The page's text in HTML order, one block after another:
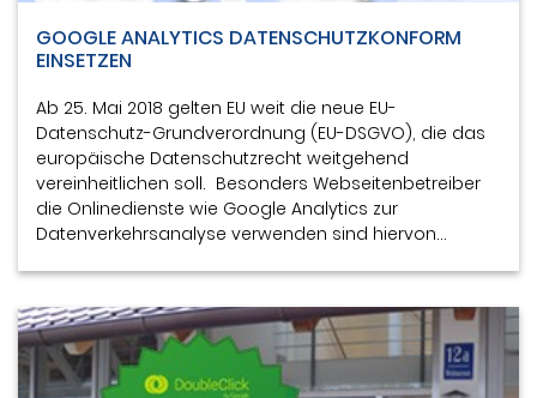
GOOGLE ANALYTICS DATENSCHUTZKONFORM
EINSETZEN
Ab 25. Mai 2018 gelten EU weit die neue EU-
Datenschutz-Grundverordnung (EU-DSGVO), die das
europäische Datenschutzrecht weitgehend
vereinheitlichen soll. Besonders Webseitenbetreiber
die Onlinedienste wie Google Analytics zur
Datenverkehrsanalyse verwenden sind hiervon…